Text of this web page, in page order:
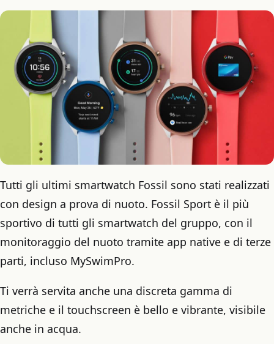
Tutti gli ultimi smartwatch Fossil sono stati realizzati
con design a prova di nuoto. Fossil Sport è il più
sportivo di tutti gli smartwatch del gruppo, con il
monitoraggio del nuoto tramite app native e di terze
parti, incluso MySwimPro.
Ti verrà servita anche una discreta gamma di
metriche e il touchscreen è bello e vibrante, visibile
anche in acqua.